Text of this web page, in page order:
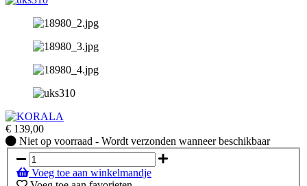
€ 139,00
Niet
op
voorraad
-
Niet op voorraad - Wordt verzonden wanneer beschikbaar
Voeg toe aan winkelmandje